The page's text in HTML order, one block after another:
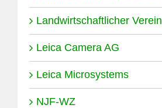
Landwirtschaftlicher Verein
Leica Camera AG
Leica Microsystems
NJF-WZ